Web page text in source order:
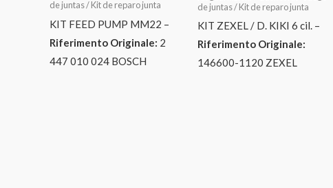
de juntas / Kit de reparo junta
KIT FEED PUMP MM22 –
Riferimento Originale: 2
447 010 024 BOSCH
de juntas / Kit de reparo junta
KIT ZEXEL / D. KIKI 6 cil. –
Riferimento Originale:
146600-1120 ZEXEL